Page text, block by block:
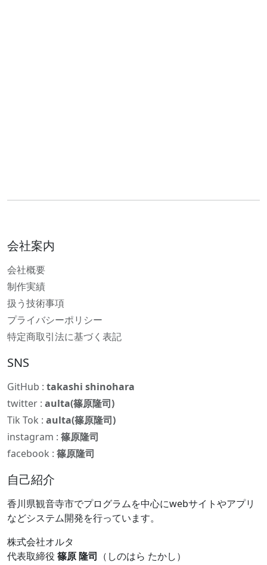
会社案内
会社概要
制作実績
扱う技術事項
プライバシーポリシー
特定商取引法に基づく表記
SNS
GitHub : takashi shinohara
twitter : aulta(篠原隆司)
Tik Tok : aulta(篠原隆司)
instagram : 篠原隆司
facebook : 篠原隆司
自己紹介
香川県観音寺市でプログラムを中心にwebサイトやアプリ
などシステム開発を行っています。
株式会社オルタ
代表取締役 篠原 隆司 （しのはら たかし）